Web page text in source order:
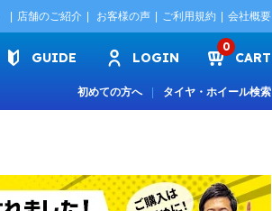
店舗のご紹介 お客様の声 ご利用規約 会社概要
GUIDE LOGIN
0
CART
初めての方へ タイヤ・ホイール検索